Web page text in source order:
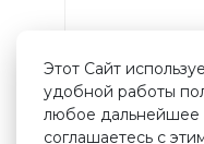
нашем
и
получите
500
Этот Сайт
удобной работы
любое дальнейшее
соглашаетесь с